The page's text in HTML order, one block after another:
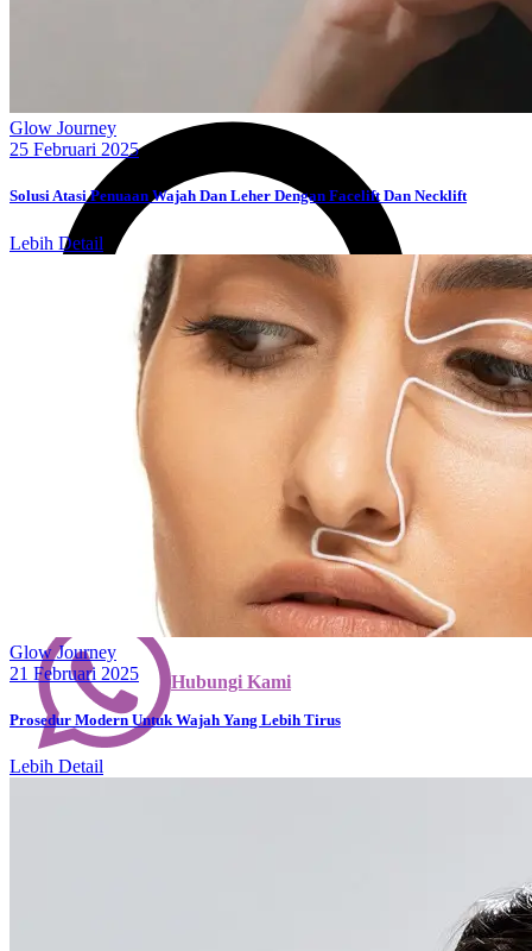
Hubungi Kami
Glow Journey
25 Februari 2025
Solusi Atasi Penuaan Wajah Dan Leher Dengan Facelift Dan Necklift
Lebih Detail
Glow Journey
21 Februari 2025
Prosedur Modern Untuk Wajah Yang Lebih Tirus
Lebih Detail